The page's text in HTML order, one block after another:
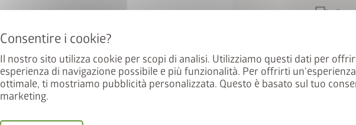
Il nostro sito utilizza cookie per scopi di analisi. Utilizziamo questi dati per
esperienza di navigazione possibile e più funzionalità. Per offrirti
ottimale, ti mostriamo pubblicità personalizzata. Questo è basato sul tuo
marketing.
local_shipping
Proteggi le pareti della tua
parete posteriore della
sottoposta a verniciatura a
durata. Inoltre, la parete